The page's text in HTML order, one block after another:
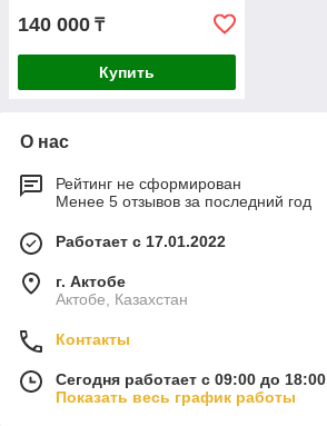
140 000 ₸
Купить
О нас
Рейтинг не сформирован
Менее 5 отзывов за последний год
Работает с 17.01.2022
г. Актобе
Актобе, Казахстан
Контакты
Сегодня работает с 09:00 до 18:00
Показать весь график работы